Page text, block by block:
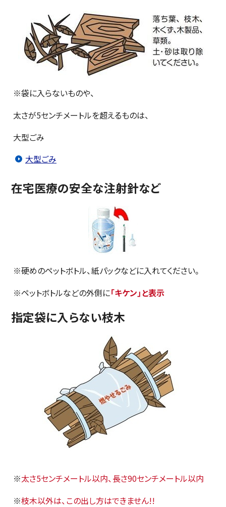
※袋に入らないものや、
太さが5センチメートルを超えるものは、
大型ごみ
大型ごみ
在宅医療の安全な注射針など
※硬めのペットボトル、紙パックなどに入れてください。
※ペットボトルなどの外側に「キケン」と表示
指定袋に入らない枝木
※太さ5センチメートル以内、長さ90センチメートル以内
※枝木以外は、この出し方はできません!!